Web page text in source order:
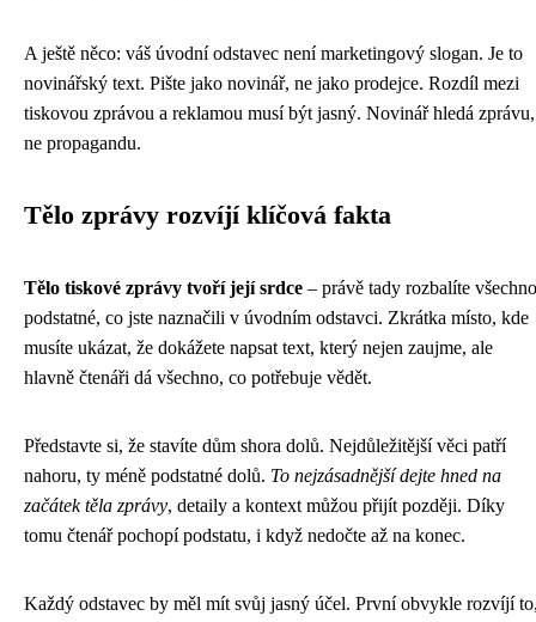
A ještě něco: váš úvodní odstavec není marketingový slogan. Je to
novinářský text. Pište jako novinář, ne jako prodejce. Rozdíl mezi
tiskovou zprávou a reklamou musí být jasný. Novinář hledá zprávu,
ne propagandu.
Tělo zprávy rozvíjí klíčová fakta
Tělo tiskové zprávy tvoří její srdce – právě tady rozbalíte všechno
podstatné, co jste naznačili v úvodním odstavci. Zkrátka místo, kde
musíte ukázat, že dokážete napsat text, který nejen zaujme, ale
hlavně čtenáři dá všechno, co potřebuje vědět.
Představte si, že stavíte dům shora dolů. Nejdůležitější věci patří
nahoru, ty méně podstatné dolů. To nejzásadnější dejte hned na
začátek těla zprávy, detaily a kontext můžou přijít později. Díky
tomu čtenář pochopí podstatu, i když nedočte až na konec.
Každý odstavec by měl mít svůj jasný účel. První obvykle rozvíjí